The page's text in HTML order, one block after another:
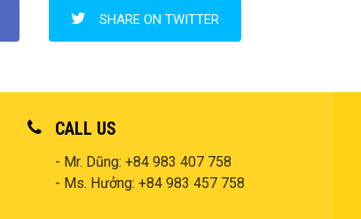
SHARE ON TWITTER
CALL US
- Mr. Dũng: +84 983 407 758
- Ms. Hưởng: +84 983 457 758